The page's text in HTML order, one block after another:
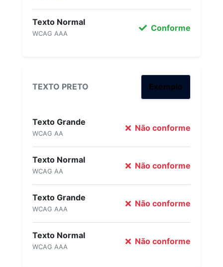
Texto Normal
WCAG AAA
Conforme
TEXTO PRETO Exemplo
Texto Grande
WCAG AA
Não conforme
Texto Normal
WCAG AA
Não conforme
Texto Grande
WCAG AAA
Não conforme
Texto Normal
WCAG AAA
Não conforme